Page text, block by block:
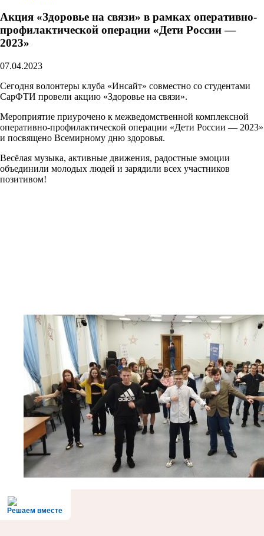
Акция «Здоровье на связи» в рамках оперативно-
профилактической операции «Дети России —
2023»
07.04.2023
Сегодня волонтеры клуба «Инсайт» совместно со студентами
СарФТИ провели акцию «Здоровье на связи».
Мероприятие приурочено к межведомственной комплексной
оперативно-профилактической операции «Дети России — 2023»
и посвящено Всемирному дню здоровья.
Весёлая музыка, активные движения, радостные эмоции
объединили молодых людей и зарядили всех участников
позитивом!
Решаем вместе